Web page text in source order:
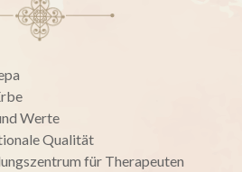
Werte
Qualität
für Therapeuten